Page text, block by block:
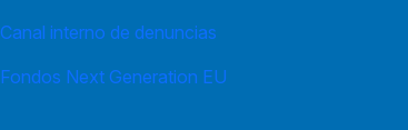
Canal interno de denuncias
Fondos Next Generation EU